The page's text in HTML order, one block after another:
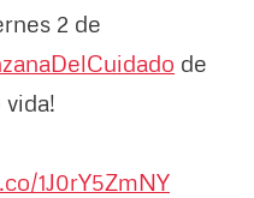
2 de
de
vida!
1J0rY5ZmNY